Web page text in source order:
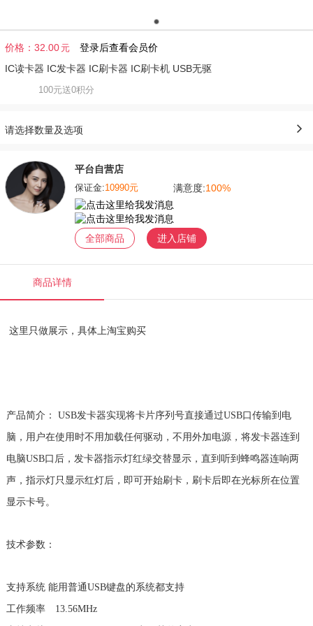
价格： 32.00 元
登录后查看会员价
IC读卡器 IC发卡器 IC刷卡器 IC刷卡机 USB无驱
100元送0积分
请选择数量及选项
平台自营店
保证金:10990元 满意度:100%
全部商品 进入店铺
商品详情
这里只做展示，具体上淘宝购买
产品简介： USB发卡器实现将卡片序列号直接通过USB口传输到电
脑，用户在使用时不用加载任何驱动，不用外加电源，将发卡器连到
电脑USB口后，发卡器指示灯红绿交替显示，直到听到蜂鸣器连响两
声，指示灯只显示红灯后，即可开始刷卡，刷卡后即在光标所在位置
显示卡号。
技术参数：
支持系统 能用普通USB键盘的系统都支持
工作频率 13.56MHz